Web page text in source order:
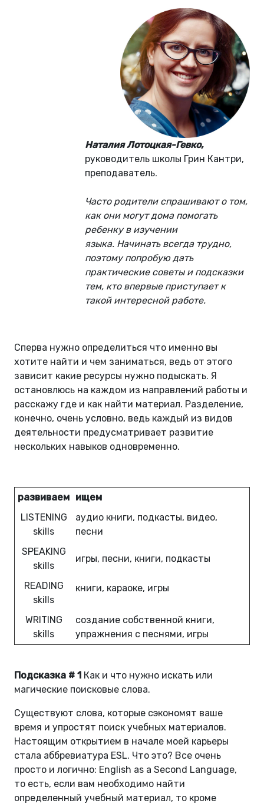
Наталия Лотоцкая-Гевко,
руководитель школы Грин Кантри,
преподаватель.
Часто родители спрашивают о том,
как они могут дома помогать
ребенку в изучении
языка. Начинать всегда трудно,
поэтому попробую дать
практические советы и подсказки
тем, кто впервые приступает к
такой интересной работе.
Сперва нужно определиться что именно вы
хотите найти и чем заниматься, ведь от этого
зависит какие ресурсы нужно подыскать. Я
остановлюсь на каждом из направлений работы и
расскажу где и как найти материал. Разделение,
конечно, очень условно, ведь каждый из видов
деятельности предусматривает развитие
нескольких навыков одновременно.
развиваем ищем
LISTENING
skills
аудио книги, подкасты, видео,
песни
SPEAKING
skills
игры, песни, книги, подкасты
READING
skills
книги, караоке, игры
WRITING
skills
создание собственной книги,
упражнения с песнями, игры
Подсказка # 1 Как и что нужно искать или
магические поисковые слова.
Существуют слова, которые сэкономят ваше
время и упростят поиск учебных материалов.
Настоящим открытием в начале моей карьеры
стала аббревиатура ESL. Что это? Все очень
просто и логично: English as a Second Language,
то есть, если вам необходимо найти
определенный учебный материал, то кроме